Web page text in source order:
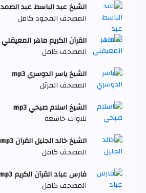
الشيخ عبد الباسط عبد الصمد mp3
المصحف المجود كامل
القرآن الكريم ماهر المعيقلي mp3
المصحف كامل
الشيخ ياسر الدوسري mp3
المصحف المرتل
الشيخ اسلام صبحي mp3
تلاوات خاشعة
الشيخ خالد الجليل القرآن mp3
المصحف كامل
فارس عباد القرآن الكريم mp3
المصحف كامل